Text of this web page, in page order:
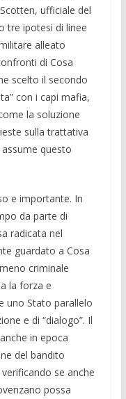
ufficiale del
tre ipotesi di linee
alleato
di Cosa
scelto il secondo
con i capi mafia,
la soluzione
sulla trattativa
questo
e importante. In
da parte di
radicata nel
guardato a Cosa
criminale
la forza e
uno Stato parallelo
e di “dialogo”. Il
in epoca
del bandito
se anche
possa